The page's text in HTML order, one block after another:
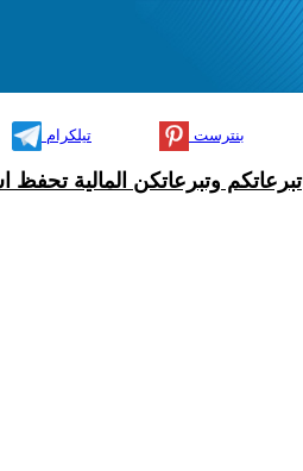
تيلكرام بنترست
تبرعاتكم وتبرعاتكن المالية